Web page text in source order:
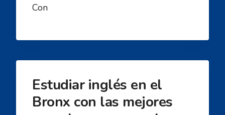
Con
Estudiar inglés en el
Bronx con las mejores